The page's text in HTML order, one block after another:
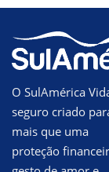
O SulAmérica
seguro criado
mais que uma
proteção